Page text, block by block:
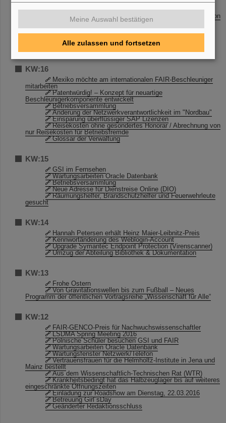
verliehen
Aus dem Wissenschaftlich-Technischen Rat
Reisekosten ohne gesondertes Honorar / Abrechnung von
nur Reisekosten für Betriebsfremde
IT-Unterstützung für Projekte
TYPO3-Schulung
Umzug Lizenzserver (SRVFLEXLMHFSS)
KW:16
Mexiko möchte am internationalen FAIR-Beschleuniger
mitarbeiten
Patentwürdig! – Konzept für neuartige
Beschleunigerkomponente entwickelt
Betriebsversammlung
Änderung der Netzwerkverantwortlichkeit im "Nordbau"
Einsparung überflüssiger SAP Lizenzen
Reisekosten ohne gesondertes Honorar / Abrechnung von
nur Reisekosten für Betriebsfremde
Glossar der Verwaltung
KW:15
GSI im Fernsehen
Wartungsarbeiten Oracle Datenbank
Betriebsversammlung
Neue Adresse für Dienstreise Online (DIO)
Räumungshelfer, Brandschutzhelfer und Feuerwehrleute
gesucht
KW:14
Hannah Petersen erhält Heinz Maier-Leibnitz-Preis
Kennwortänderung des Weblogin-Account
Upgrade Symantec Endpoint Protection (Virenscanner)
Umzug der Abteilung Bibliothek & Dokumentation
KW:13
Frohe Ostern
Von Gravitationswellen bis zum Fußball – Neues
Programm der öffentlichen Vortragsreihe „Wissenschaft für Alle“
KW:12
FAIR-GENCO-Preis für Nachwuchswissenschaftler
LSDMA Spring Meeting 2016
Polnische Schüler besuchen GSI und FAIR
Wartungsarbeiten Oracle Datenbank
Wartungsfenster Netzwerk/Telefon
Vertrauensfrauen für die Helmholtz-Institute in Jena und
Mainz bestellt
Aus dem Wissenschaftlich-Technischen Rat (WTR)
Krankheitsbedingt hat das Halbzeuglager bis auf weiteres
eingeschränkte Öffnungszeiten
Einladung zur Roadshow am Dienstag, 22.03.2016
Betreuung Girl´sDay
Geänderter Redaktionsschluss
Meine Auswahl bestätigen
Alle zulassen und fortsetzen